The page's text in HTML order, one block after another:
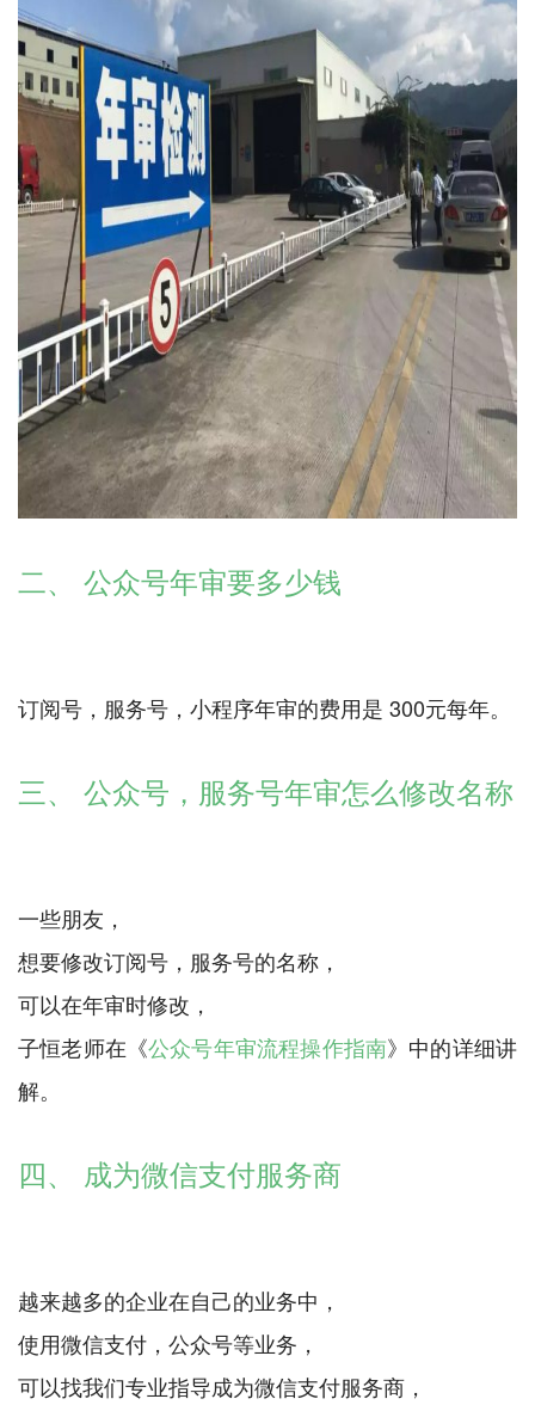
二、 公众号年审要多少钱
订阅号，服务号，小程序年审的费用是 300元每年。
三、 公众号，服务号年审怎么修改名称
一些朋友，
想要修改订阅号，服务号的名称，
可以在年审时修改，
子恒老师在《公众号年审流程操作指南》中的详细讲
解。
四、 成为微信支付服务商
越来越多的企业在自己的业务中，
使用微信支付，公众号等业务，
可以找我们专业指导成为微信支付服务商，